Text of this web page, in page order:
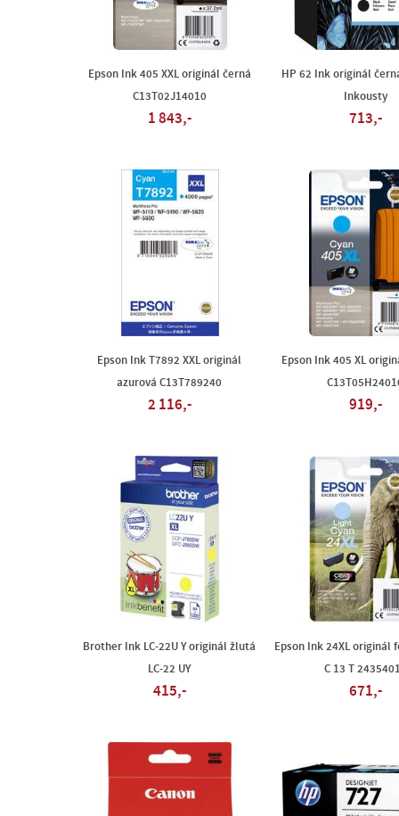
Epson Ink 405 XXL originál černá
C13T02J14010
1 843,-
HP 62 Ink originál
Inkousty
713,-
Epson Ink T7892 XXL originál
azurová C13T789240
2 116,-
Epson Ink 405 XL
919,-
Brother Ink LC-22U Y originál žlutá
LC-22 UY
415,-
Epson Ink 24XL originál
C 13 T
671,-